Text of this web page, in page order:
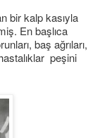
bir kalp kasıyla
En başlıca
baş ağrıları,
peşini